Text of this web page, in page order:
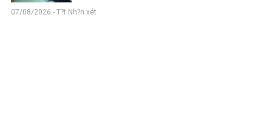
07/08/2026 - T?t Nh?n xét